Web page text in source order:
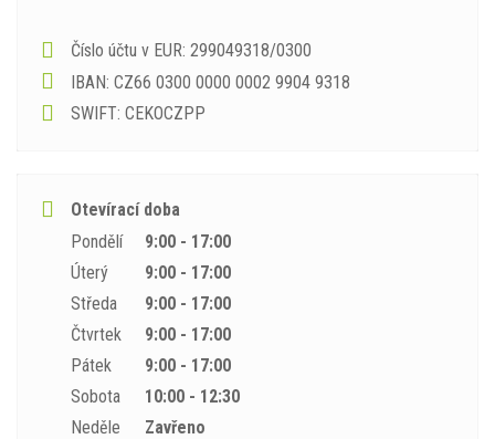
Číslo účtu v EUR: 299049318/0300
IBAN: CZ66 0300 0000 0002 9904 9318
SWIFT: CEKOCZPP
Otevírací doba
Pondělí
9:00 - 17:00
Úterý
9:00 - 17:00
Středa
9:00 - 17:00
Čtvrtek
9:00 - 17:00
Pátek
9:00 - 17:00
Sobota
10:00 - 12:30
Neděle
Zavřeno